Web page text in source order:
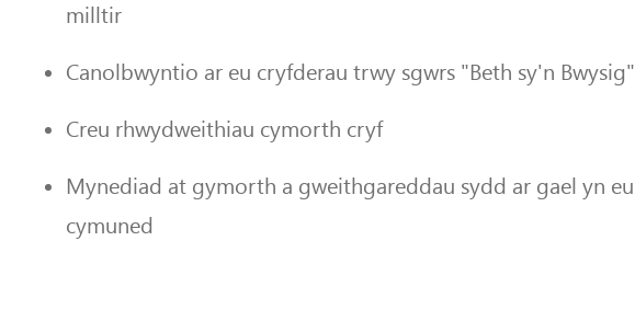
milltir
Canolbwyntio ar eu cryfderau trwy sgwrs "Beth sy'n Bwysig"
Creu rhwydweithiau cymorth cryf
Mynediad at gymorth a gweithgareddau sydd ar gael yn eu
cymuned